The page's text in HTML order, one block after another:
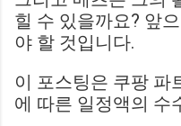
힐 수 있을까요? 앞
야 할 것입니다.
이 포스팅은 쿠팡 파
에 따른 일정액의 수